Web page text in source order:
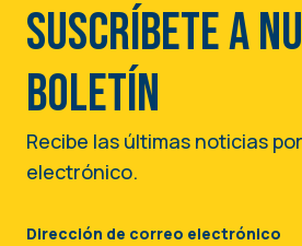
Suscríbete a
boletín
Recibe las últimas noticias
electrónico.
Dirección de correo electrónico